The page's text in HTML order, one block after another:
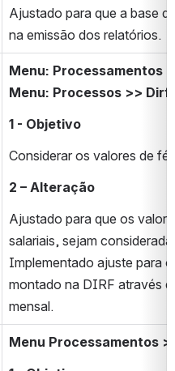
Ajustado para que a base
na emissão dos relatórios.
Menu: Processamentos
Menu: Processos >>
1 - Objetivo
Considerar os valores de
2 – Alteração
Ajustado para que os
salariais, sejam
Implementado ajuste para
montado na DIRF através
mensal.
Menu Processamentos